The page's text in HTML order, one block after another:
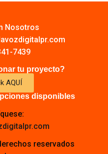
Nosotros
7439
tu proyecto?
AQUÍ
disponibles
reservados